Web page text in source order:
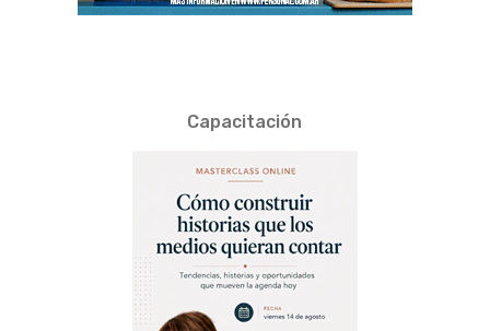
Capacitación